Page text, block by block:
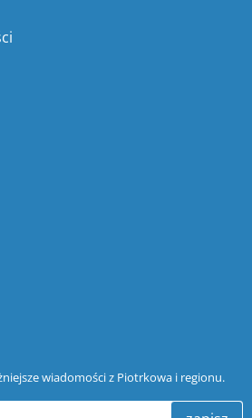
wiadomości z Piotrkowa i regionu.